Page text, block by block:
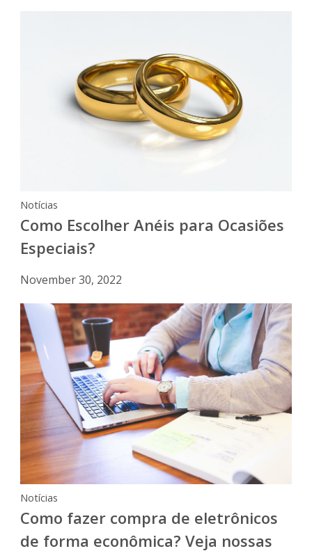
Notícias
Como Escolher Anéis para Ocasiões
Especiais?
November 30, 2022
Notícias
Como fazer compra de eletrônicos
de forma econômica? Veja nossas